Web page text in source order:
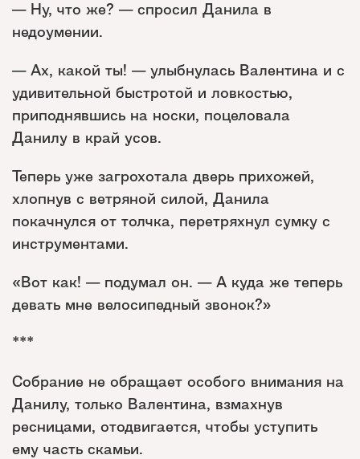
— Ну, что же? — спросил Данила в
недоумении.
— Ах, какой ты! — улыбнулась Валентина и с
удивительной быстротой и ловкостью,
приподнявшись на носки, поцеловала
Данилу в край усов.
Теперь уже загрохотала дверь прихожей,
хлопнув с ветряной силой, Данила
покачнулся от толчка, перетряхнул сумку с
инструментами.
«Вот как! — подумал он. — А куда же теперь
девать мне велосипедный звонок?»
***
Собрание не обращает особого внимания на
Данилу, только Валентина, взмахнув
ресницами, отодвигается, чтобы уступить
ему часть скамьи.